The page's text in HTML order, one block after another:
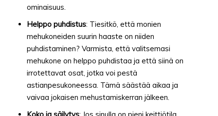
ominaisuus.
Helppo puhdistus: Tiesitkö, että monien
mehukoneiden suurin haaste on niiden
puhdistaminen? Varmista, että valitsemasi
mehukone on helppo puhdistaa ja että siinä on
irrotettavat osat, jotka voi pestä
astianpesukoneessa. Tämä säästää aikaa ja
vaivaa jokaisen mehustamiskerran jälkeen.